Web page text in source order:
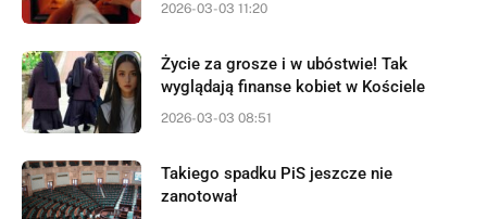
2026-03-03 11:20
Życie za grosze i w ubóstwie! Tak
wyglądają finanse kobiet w Kościele
2026-03-03 08:51
Takiego spadku PiS jeszcze nie
zanotował